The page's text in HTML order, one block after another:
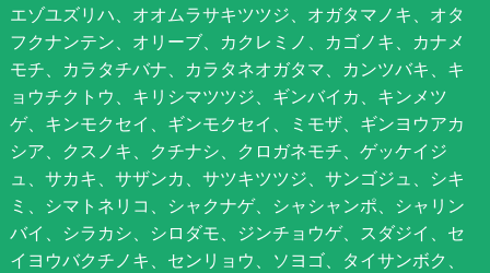
エゾユズリハ、オオムラサキツツジ、オガタマノキ、オタ
フクナンテン、オリーブ、カクレミノ、カゴノキ、カナメ
モチ、カラタチバナ、カラタネオガタマ、カンツバキ、キ
ョウチクトウ、キリシマツツジ、ギンバイカ、キンメツ
ゲ、キンモクセイ、ギンモクセイ、ミモザ、ギンヨウアカ
シア、クスノキ、クチナシ、クロガネモチ、ゲッケイジ
ュ、サカキ、サザンカ、サツキツツジ、サンゴジュ、シキ
ミ、シマトネリコ、シャクナゲ、シャシャンポ、シャリン
バイ、シラカシ、シロダモ、ジンチョウゲ、スダジイ、セ
イヨウバクチノキ、センリョウ、ソヨゴ、タイサンボク、